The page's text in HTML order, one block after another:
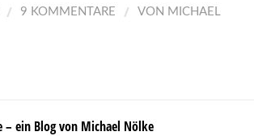
/ 9 KOMMENTARE / VON MICHAEL
– ein Blog von Michael Nölke